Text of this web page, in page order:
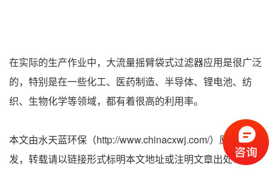
在实际的生产作业中，大流量摇臂袋式过滤器应用是很广泛
的，特别是在一些化工、医药制造、半导体、锂电池、纺
织、生物化学等领域，都有着很高的利用率。
本文由水天蓝环保（http://www.chinacxwj.com/）原创首
发，转载请以链接形式标明本文地址或注明文章出处！